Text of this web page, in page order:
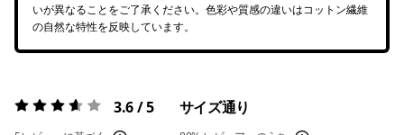
いが異なることをご了承ください。色彩や質感の違いはコットン繊維
の自然な特性を反映しています。
評価:3.6 / 5 3.6 / 5 サイズ通り